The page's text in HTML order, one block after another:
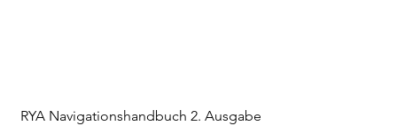
RYA Navigationshandbuch 2. Ausgabe